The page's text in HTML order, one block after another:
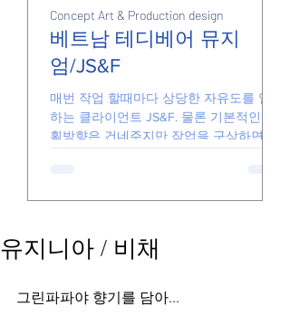
베트남 테디베어 뮤지
엄/JS&F
매번 작업 할때마다 상당한 자유도를 일임
하는 클라이언트 JS&F. 물론 기본적인 기
획방향은 건네주지만 작업을 구상하면서
Concept Art & Production design
유지니아 / 비채
그린파파야 향기를 담아...